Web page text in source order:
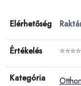
Elérhetőség
Értékelés
Kategória